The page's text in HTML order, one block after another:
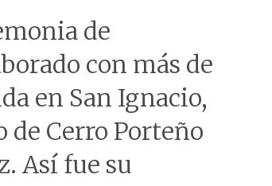
de
con más de
en San Ignacio,
de Cerro Porteño
Así fue su